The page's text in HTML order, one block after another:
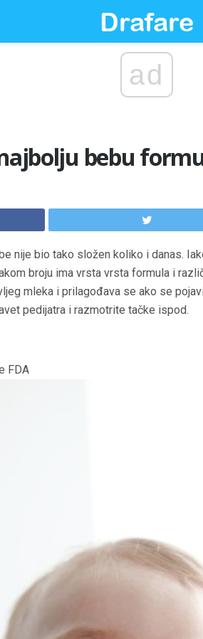
ad
bebu
nije bio tako složen koliko i danas.
broju ima vrsta vrsta formula i
mleka i prilagođava se ako se
pedijatra i razmotrite tačke ispod.
FDA